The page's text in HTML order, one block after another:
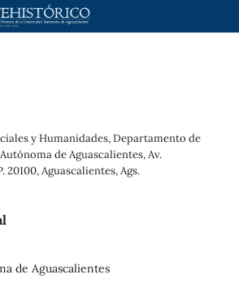
y Humanidades, Departamento de
de Aguascalientes, Av.
Aguascalientes, Ags.
de Aguascalientes